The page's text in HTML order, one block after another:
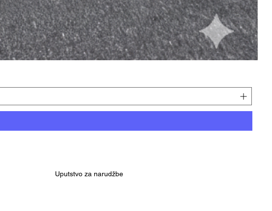
Uputstvo za narudžbe